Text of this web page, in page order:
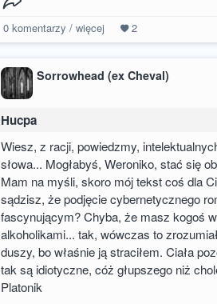
0komentarzy / więcej 2
Sorrowhead (ex Cheval)
Hucpa
Wiesz, z racji, powiedzmy,
słowa... Mogłabyś, Weroniko, stać się
Mam na myśli, skoro mój tekst coś dla
sądzisz, że podjęcie cybernetycznego
fascynującym? Chyba, że masz kogoś
alkoholikami... tak, wówczas to
duszy, bo właśnie ją straciłem. Ciała
tak są idiotyczne, cóż głupszego niż
Platonik